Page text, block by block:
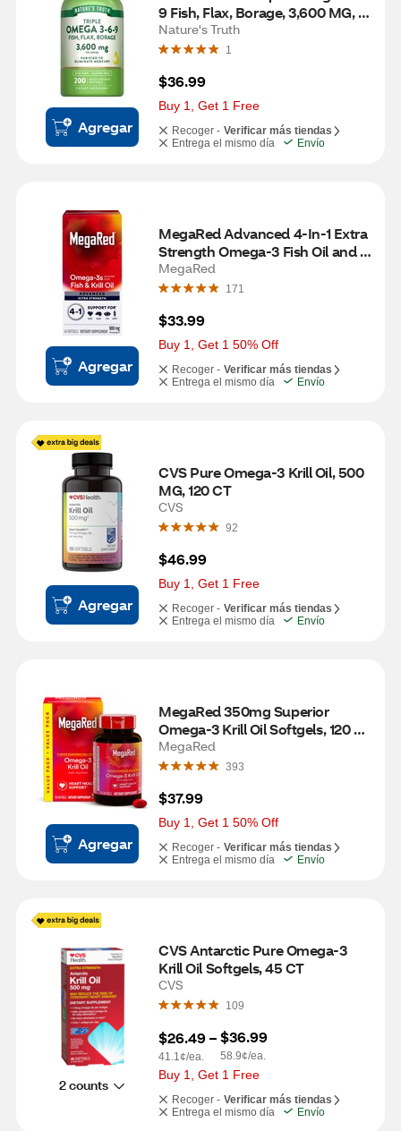
Agregar
9 Fish, Flax, Borage, 3,600 MG,
200 CT
Nature's Truth
1
$36.99
Buy 1, Get 1 Free
Recoger - Verificar más tiendas
Entrega el mismo día
Envío
Agregar
MegaRed Advanced 4-In-1 Extra
Strength Omega-3 Fish Oil and
Krill Oil Softgels, 900 MG, 40 CT
MegaRed
171
$33.99
Buy 1, Get 1 50% Off
Recoger - Verificar más tiendas
Entrega el mismo día
Envío
Agregar
CVS Pure Omega-3 Krill Oil, 500
MG, 120 CT
CVS
92
$46.99
Buy 1, Get 1 Free
Recoger - Verificar más tiendas
Entrega el mismo día
Envío
Agregar
MegaRed 350mg Superior
Omega-3 Krill Oil Softgels, 120
CT
MegaRed
393
$37.99
Buy 1, Get 1 50% Off
Recoger - Verificar más tiendas
Entrega el mismo día
Envío
2 counts
CVS Antarctic Pure Omega-3
Krill Oil Softgels, 45 CT
CVS
109
$26.49 –
41.1¢/ea.
$36.99
58.9¢/ea.
Buy 1, Get 1 Free
Recoger - Verificar más tiendas
Entrega el mismo día
Envío